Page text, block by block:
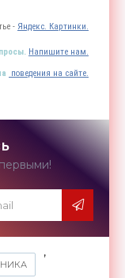
- Яндекс. Картинки.
Напишите нам.
поведения на сайте.
,